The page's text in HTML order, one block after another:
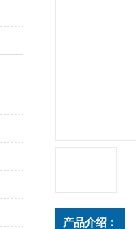
产品介绍：